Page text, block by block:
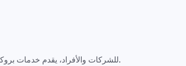
SmartProxy للشركات والأفراد، يقدم خدمات بروكسي ذكية مستقرة وآمنة وقابلة للتخصيص بشكل كبير.